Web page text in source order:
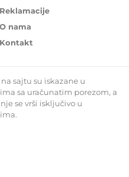
Reklamacije
O nama
Kontakt
sajtu su iskazane u
sa uračunatim porezom, a
se vrši isključivo u